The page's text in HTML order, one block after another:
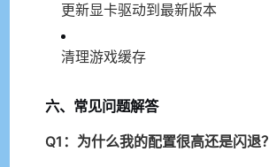
更新显卡驱动到最新版本
清理游戏缓存
六、常见问题解答
Q1：为什么我的配置很高还是闪退？